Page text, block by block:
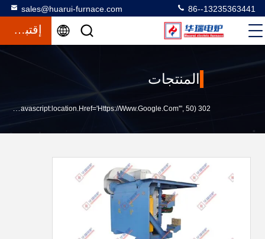
sales@huarui-furnace.com 86--13235363441
إقتباس
المنتجات